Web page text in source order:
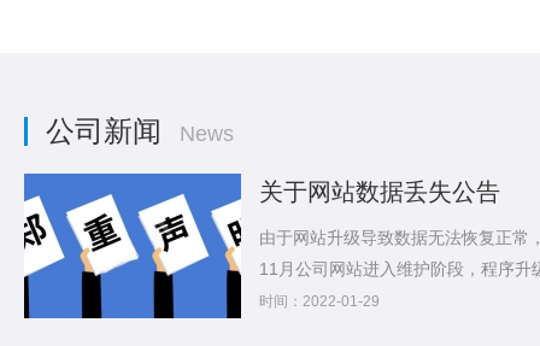
公司新闻 News
关于网站数据丢失公告
由于网站升级导致数据无法恢复正常
11月公司网站进入维护阶段，程序升
时间：2022-01-29